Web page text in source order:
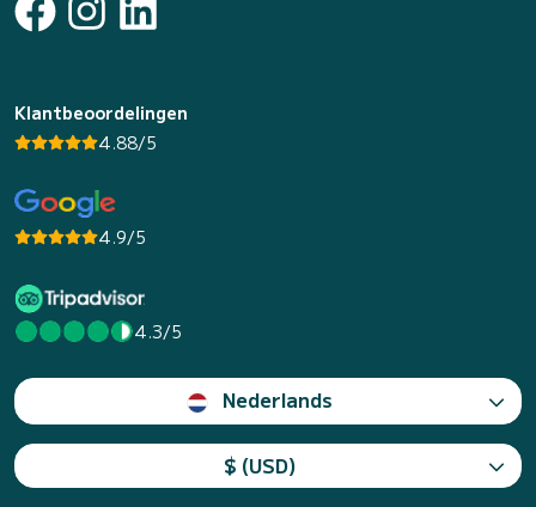
Klantbeoordelingen
4.88/5
4.9/5
4.3/5
Nederlands
$ (USD)